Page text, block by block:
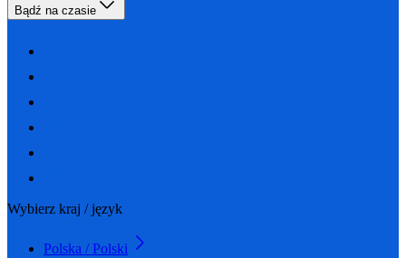
Bądź na czasie
Wybierz kraj / język
Polska / Polski